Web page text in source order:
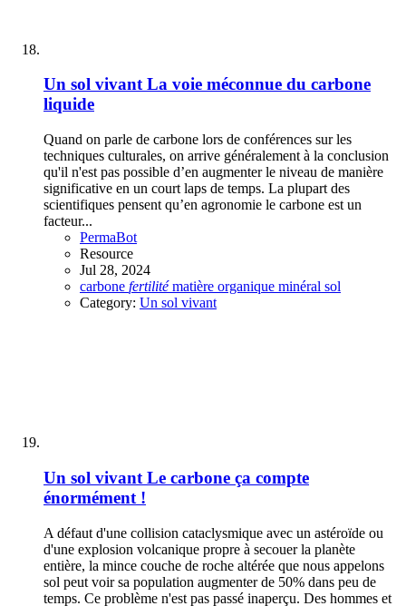
Un sol vivant La voie méconnue du carbone
liquide
Quand on parle de carbone lors de conférences sur les
techniques culturales, on arrive généralement à la conclusion
qu'il n'est pas possible d’en augmenter le niveau de manière
significative en un court laps de temps. La plupart des
scientifiques pensent qu’en agronomie le carbone est un
facteur...
PermaBot
Resource
Jul 28, 2024
carbone fertilité matière organique minéral sol
Category: Un sol vivant
Un sol vivant Le carbone ça compte
énormément !
A défaut d'une collision cataclysmique avec un astéroïde ou
d'une explosion volcanique propre à secouer la planète
entière, la mince couche de roche altérée que nous appelons
sol peut voir sa population augmenter de 50% dans peu de
temps. Ce problème n'est pas passé inaperçu. Des hommes et